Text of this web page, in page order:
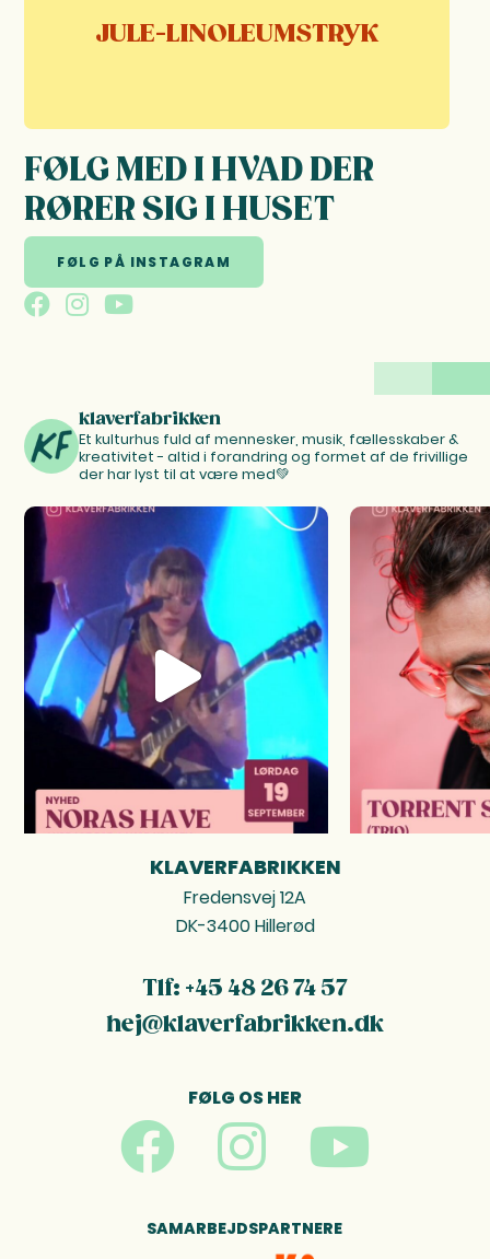
JULE-LINOLEUMSTRYK
FØLG MED I HVAD DER
RØRER SIG I HUSET
FØLG PÅ INSTAGRAM
klaverfabrikken
Et kulturhus fuld af mennesker, musik, fællesskaber &
kreativitet - altid i forandring og formet af de frivillige
der har lyst til at være med💚
KLAVERFABRIKKEN
Fredensvej 12A
DK-3400 Hillerød
Tlf: +45 48 26 74 57
hej@klaverfabrikken.dk
FØLG OS HER
SAMARBEJDSPARTNERE